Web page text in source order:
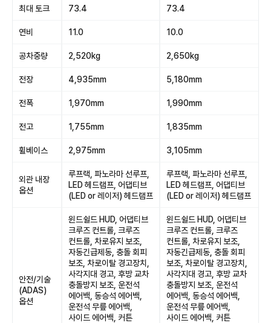
최대 토크 73.4 73.4
연비 11.0 10.0
공차중량 2,520kg 2,650kg
전장 4,935mm 5,180mm
전폭 1,970mm 1,990mm
전고 1,755mm 1,835mm
휠베이스 2,975mm 3,105mm
외관 내장
옵션
루프랙, 파노라마 선루프,
LED 헤드램프, 어댑티브
(LED or 레이저) 헤드램프
루프랙, 파노라마 선루프,
LED 헤드램프, 어댑티브
(LED or 레이저) 헤드램프
안전/기술
(ADAS)
옵션
윈드쉴드 HUD, 어댑티브
크루즈 컨트롤, 크루즈
컨트롤, 차로유지 보조,
자동긴급제동, 충돌 회피
보조, 차로이탈 경고장치,
사각지대 경고, 후방 교차
충돌방지 보조, 운전석
에어백, 동승석 에어백,
운전석 무릎 에어백,
사이드 에어백, 커튼
윈드쉴드 HUD, 어댑티브
크루즈 컨트롤, 크루즈
컨트롤, 차로유지 보조,
자동긴급제동, 충돌 회피
보조, 차로이탈 경고장치,
사각지대 경고, 후방 교차
충돌방지 보조, 운전석
에어백, 동승석 에어백,
운전석 무릎 에어백,
사이드 에어백, 커튼